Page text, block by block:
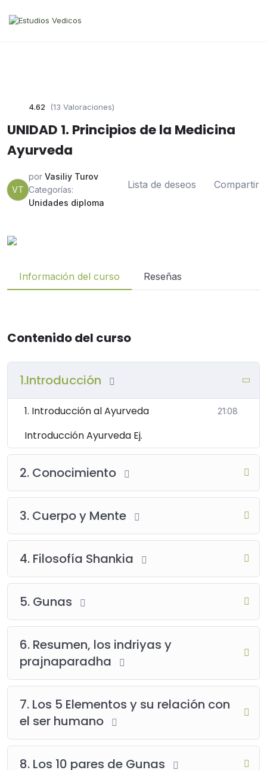
4.62 (13 Valoraciones)
UNIDAD 1. Principios de la Medicina
Ayurveda
VT
por Vasiliy Turov
Categorías:
Unidades diploma
Lista de deseos Compartir
Información del curso Reseñas
Contenido del curso
1.Introducción
1. Introducción al Ayurveda 21:08
Introducción Ayurveda Ej.
2. Conocimiento
3. Cuerpo y Mente
4. Filosofía Shankia
5. Gunas
6. Resumen, los indriyas y
prajnaparadha
7. Los 5 Elementos y su relación con
el ser humano
8. Los 10 pares de Gunas